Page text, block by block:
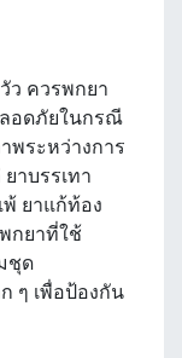
ว ควรพกยา
อดภัยในกรณี
พระหว่างการ
าบรรเทา
ยาแก้ท้อง
กยาที่ใช้
ชุด
ๆ เพื่อป้องกัน